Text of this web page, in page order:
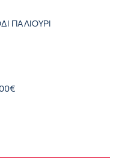
ΠΑΛΙΟΥΡΙ